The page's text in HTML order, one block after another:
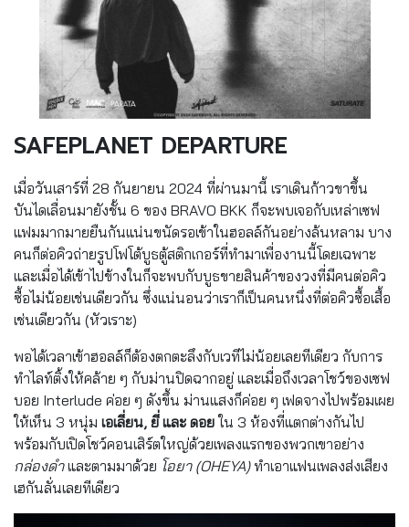
SAFEPLANET DEPARTURE
เมื่อวันเสาร์ที่ 28 กันยายน 2024 ที่ผ่านมานี้ เราเดินก้าวขาขึ้น
บันไดเลื่อนมายังชั้น 6 ของ BRAVO BKK ก็จะพบเจอกับเหล่าเซฟ
แฟมมากมายยืนกันแน่นขนัดรอเข้าในฮอลล์กันอย่างล้นหลาม บาง
คนก็ต่อคิวถ่ายรูปโฟโต้บูธตู้สติกเกอร์ที่ทำมาเพื่องานนี้โดยเฉพาะ
และเมื่อได้เข้าไปข้างในก็จะพบกับบูธขายสินค้าของวงที่มีคนต่อคิว
ซื้อไม่น้อยเช่นเดียวกัน ซึ่งแน่นอนว่าเราก็เป็นคนหนึ่งที่ต่อคิวซื้อเสื้อ
เช่นเดียวกัน (หัวเราะ)
พอได้เวลาเข้าฮอลล์ก็ต้องตกตะลึงกับเวทีไม่น้อยเลยทีเดียว กับการ
ทำไลท์ติ้งให้คล้าย ๆ กับม่านปิดฉากอยู่ และเมื่อถึงเวลาโชว์ของเซฟ
บอย Interlude ค่อย ๆ ดังขึ้น ม่านแสงก็ค่อย ๆ เฟดจางไปพร้อมเผย
ให้เห็น 3 หนุ่ม เอเลี่ยน, ยี่ และ ดอยใน 3 ห้องที่แตกต่างกันไป
พร้อมกับเปิดโชว์คอนเสิร์ตใหญ่ด้วยเพลงแรกของพวกเขาอย่าง
กล่องดำและตามมาด้วย โอยา (OHEYA)ทำเอาแฟนเพลงส่งเสียง
เฮกันลั่นเลยทีเดียว